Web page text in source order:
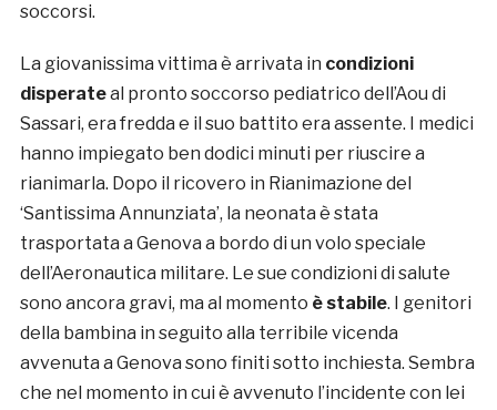
soccorsi.
La giovanissima vittima è arrivata in condizioni
disperateal pronto soccorso pediatrico dell’Aou di
Sassari, era fredda e il suo battito era assente. I medici
hanno impiegato ben dodici minuti per riuscire a
rianimarla. Dopo il ricovero in Rianimazione del
‘Santissima Annunziata’, la neonata è stata
trasportata a Genova a bordo di un volo speciale
dell’Aeronautica militare. Le sue condizioni di salute
sono ancora gravi, ma al momento è stabile. I genitori
della bambina in seguito alla terribile vicenda
avvenuta a Genova sono finiti sotto inchiesta. Sembra
che nel momento in cui è avvenuto l’incidente con lei